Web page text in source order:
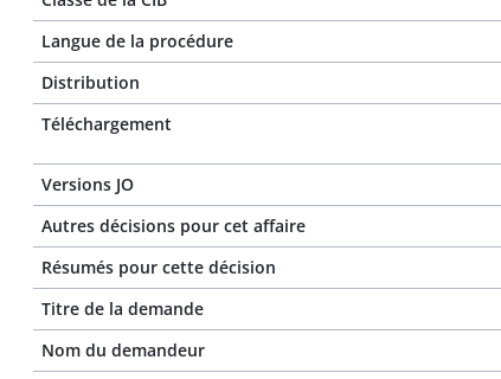
Langue de la procédure
Distribution
Téléchargement
Versions JO
Autres décisions pour cet affaire
Résumés pour cette décision
Titre de la demande
Nom du demandeur